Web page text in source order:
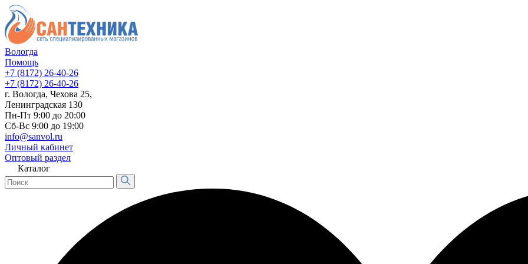
Вологда
Помощь
+7 (8172) 26-40-26
+7 (8172) 26-40-26
г. Вологда, Чехова 25,
Ленинградская 130
Пн-Пт 9:00 до 20:00
Сб-Вс 9:00 до 19:00
info@sanvol.ru
Личный кабинет
Оптовый раздел
Каталог